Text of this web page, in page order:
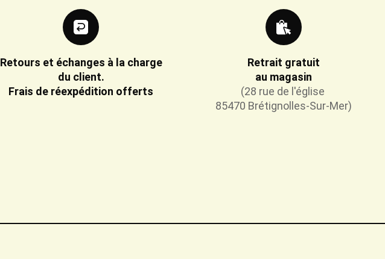
Retours et échanges à la charge
du client.
Frais de réexpédition offerts
Retrait gratuit
au magasin
(28 rue de l'église
85470 Brétignolles-Sur-Mer)